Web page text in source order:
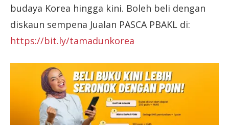
budaya Korea hingga kini. Boleh beli dengan
diskaun sempena Jualan PASCA PBAKL di:
https://bit.ly/tamadunkorea